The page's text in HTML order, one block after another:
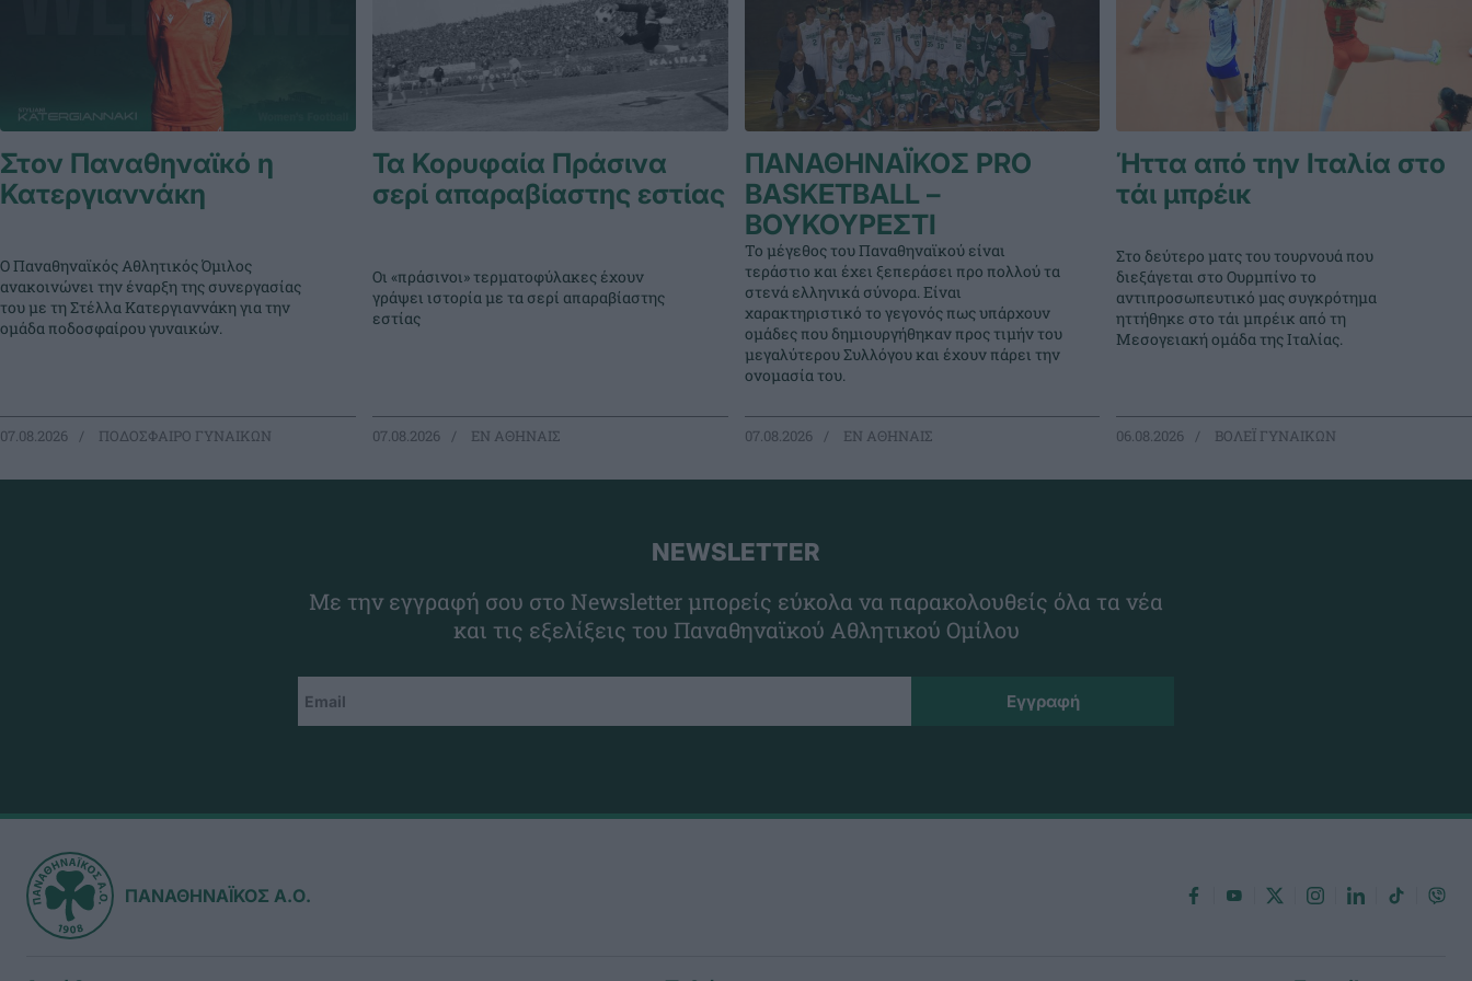
Στον Παναθηναϊκό η
Κατεργιαννάκη
Ο Παναθηναϊκός Αθλητικός Όμιλος
ανακοινώνει την έναρξη της συνεργασίας
του με τη Στέλλα Κατεργιαννάκη για την
ομάδα ποδοσφαίρου γυναικών.
07.08.2026 ΠΟΔΟΣΦΑΙΡΟ ΓΥΝΑΙΚΩΝ
Τα Κορυφαία Πράσινα
σερί απαραβίαστης εστίας
Οι «πράσινοι» τερματοφύλακες έχουν
γράψει ιστορία με τα σερί απαραβίαστης
εστίας
07.08.2026 EΝ ΑΘΗΝΑΙΣ
ΠΑΝΑΘΗΝΑΪΚΟΣ PRO
BASKETBALL –
ΒΟΥΚΟΥΡΕΣΤΙ
Το μέγεθος του Παναθηναϊκού είναι
τεράστιο και έχει ξεπεράσει προ πολλού τα
στενά ελληνικά σύνορα. Είναι
χαρακτηριστικό το γεγονός πως υπάρχουν
ομάδες που δημιουργήθηκαν προς τιμήν του
μεγαλύτερου Συλλόγου και έχουν πάρει την
ονομασία του.
07.08.2026 EΝ ΑΘΗΝΑΙΣ
Ήττα από την Ιταλία στο
τάι μπρέικ
Στο δεύτερο ματς του τουρνουά που
διεξάγεται στο Ουρμπίνο το
αντιπροσωπευτικό μας συγκρότημα
ηττήθηκε στο τάι μπρέικ από τη
Μεσογειακή ομάδα της Ιταλίας.
06.08.2026 ΒΟΛΕΪ ΓΥΝΑΙΚΩΝ
NEWSLETTER
Με την εγγραφή σου στο Newsletter μπορείς εύκολα να παρακολουθείς όλα τα νέα
και τις εξελίξεις του Παναθηναϊκού Αθλητικού Ομίλου
ΠΑΝΑΘΗΝΑΪΚΟΣ Α.Ο.